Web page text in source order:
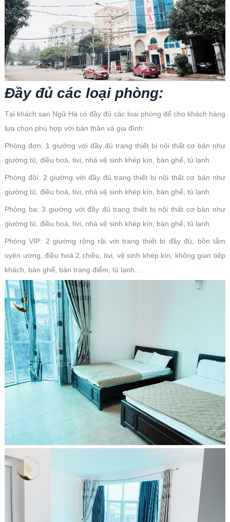
Đầy đủ các loại phòng:
Tại khách sạn Ngữ Hà có đầy đủ các loại phòng để cho khách hàng
lựa chọn phù hợp với bản thân và gia đình:
Phòng đơn: 1 giường với đầy đủ trang thiết bị nội thất cơ bản như
giường tủ, điều hoà, tivi, nhà vệ sinh khép kín, bàn ghế, tủ lạnh.
Phòng đôi: 2 giường với đầy đủ trang thiết bị nội thất cơ bản như
giường tủ, điều hoà, tivi, nhà vệ sinh khép kín, bàn ghế, tủ lạnh.
Phòng ba: 3 giường với đầy đủ trang thiết bị nội thất cơ bản như
giường tủ, điều hoà, tivi, nhà vệ sinh khép kín, bàn ghế, tủ lạnh.
Phòng VIP: 2 giường rộng rãi với trang thiết bị đầy đủ, bồn tắm
uyên ương, điều hoà 2 chiều, tivi, vệ sinh khép kín, không gian tiếp
khách, bàn ghế, bàn trang điểm, tủ lạnh…